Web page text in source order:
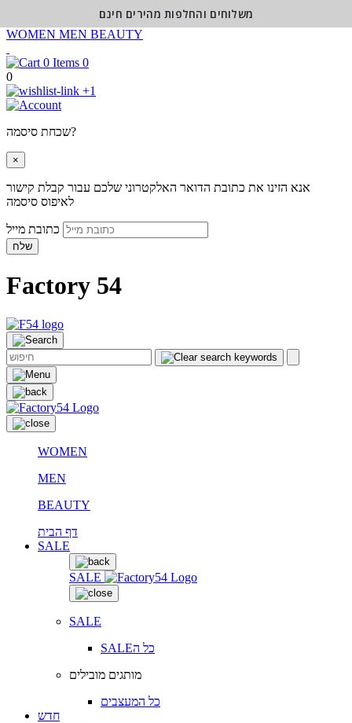
WOMEN MEN BEAUTY
0
0
+1
שכחת סיסמה?
×
אנא הזינו את כתובת הדואר האלקטרוני שלכם עבור קבלת קישור
לאיפוס סיסמה
שלח
Factory 54
WOMEN
MEN
BEAUTY
דף הבית
SALE
SALE
SALE
SALEכל ה
מותגים מובילים
כל המעצבים
חדש
משלוחים והחלפות מהירים חינם